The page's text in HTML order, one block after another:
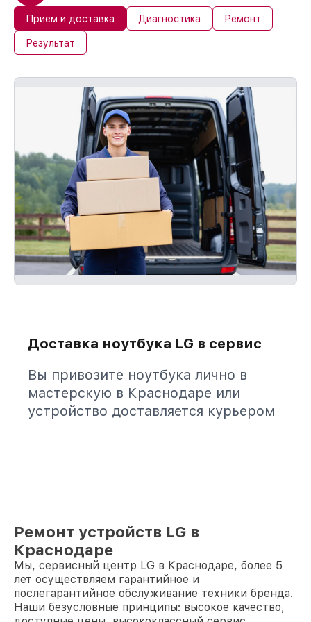
Прием и доставка Диагностика Ремонт
Результат
Доставка ноутбука LG в сервис
Вы привозите ноутбука лично в
мастерскую в Краснодаре или
устройство доставляется курьером
Ремонт устройств LG в
Краснодаре
Мы, сервисный центр LG в Краснодаре, более 5
лет осуществляем гарантийное и
послегарантийное обслуживание техники бренда.
Наши безусловные принципы: высокое качество,